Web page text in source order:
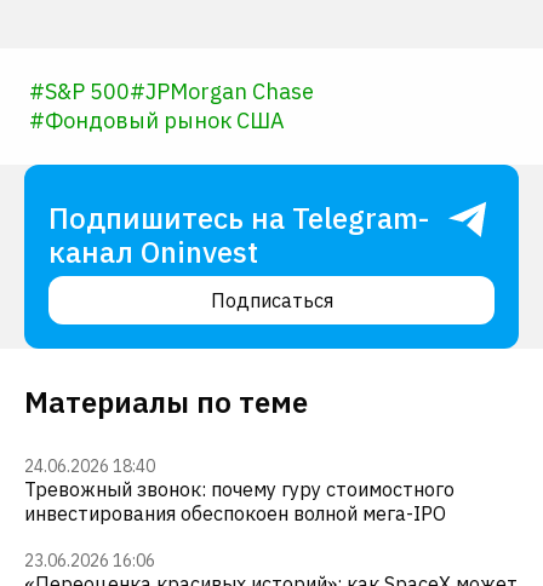
#S&P 500#JPMorgan Chase
#Фондовый рынок США
Подпишитесь на Telegram-
канал Oninvest
Подписаться
Материалы по теме
24.06.2026 18:40
Тревожный звонок: почему гуру стоимостного
инвестирования обеспокоен волной мега-IPO
23.06.2026 16:06